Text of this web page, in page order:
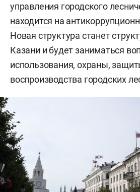
управления городского
находится на
Новая структура станет
Казани и будет заниматься
использования, охраны,
воспроизводства городских